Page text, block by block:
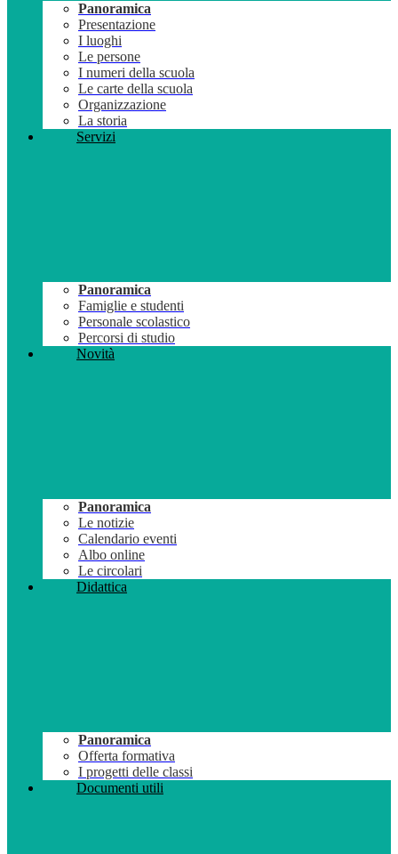
Panoramica
Presentazione
I luoghi
Le persone
I numeri della scuola
Le carte della scuola
Organizzazione
La storia
Servizi
Panoramica
Famiglie e studenti
Personale scolastico
Percorsi di studio
Novità
Panoramica
Le notizie
Calendario eventi
Albo online
Le circolari
Didattica
Panoramica
Offerta formativa
I progetti delle classi
Documenti utili